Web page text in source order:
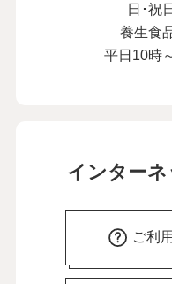
日･祝
養生食
平日10時
インター
ご利